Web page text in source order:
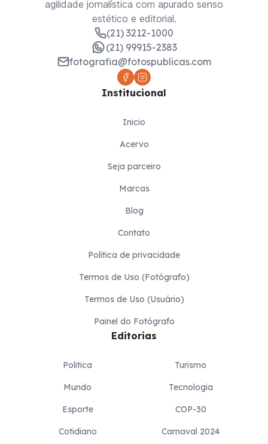
agilidade jornalística com apurado senso
estético e editorial.
(21) 3212-1000
(21) 99915-2383
fotografia@fotospublicas.com
Institucional
Inicio
Acervo
Seja parceiro
Marcas
Blog
Contato
Política de privacidade
Termos de Uso (Fotógrafo)
Termos de Uso (Usuário)
Painel do Fotógrafo
Editorias
Politica
Mundo
Esporte
Cotidiano
Turismo
Tecnologia
COP-30
Carnaval 2024